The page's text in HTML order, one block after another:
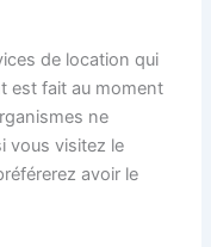
de location qui
est fait au moment
ne
vous visitez le
avoir le